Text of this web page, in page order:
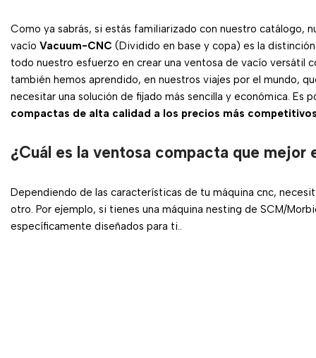
Como ya sabrás, si estás familiarizado con nuestro catálogo,
vacío Vacuum-CNC (Dividido en base y copa) es la
todo nuestro esfuerzo en crear una ventosa de vacío versátil
también hemos aprendido, en nuestros viajes por el mundo,
necesitar una solución de fijado más sencilla y económica. Es
compactas de alta calidad a los precios más
¿Cuál es la ventosa compacta que mejor
Dependiendo de las características de tu máquina cnc,
otro. Por ejemplo, si tienes una máquina nesting de SCM/
específicamente diseñados para ti..